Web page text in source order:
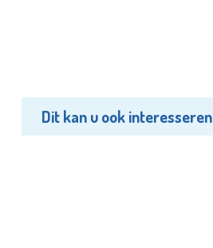
Dit kan u ook interesseren